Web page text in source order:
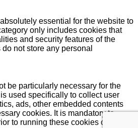
essential for the website to
only includes cookies that
and security features of the
not store any personal
be particularly necessary for the
used specifically to collect user
ads, other embedded contents
cookies. It is mandatory to
to running these cookies on your